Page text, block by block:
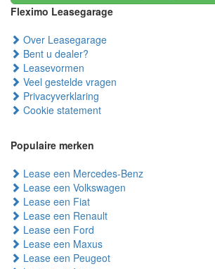
Fleximo Leasegarage
Over Leasegarage
Bent u dealer?
Leasevormen
Veel gestelde vragen
Privacyverklaring
Cookie statement
Populaire merken
Lease een Mercedes-Benz
Lease een Volkswagen
Lease een Fiat
Lease een Renault
Lease een Ford
Lease een Maxus
Lease een Peugeot